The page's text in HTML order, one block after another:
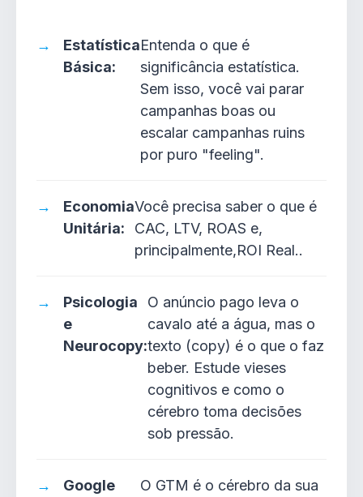
Estatística
Básica:
Entenda o que é
significância estatística.
Sem isso, você vai parar
campanhas boas ou
escalar campanhas ruins
por puro "feeling".
Economia
Unitária:
Você precisa saber o que é
CAC, LTV, ROAS e,
principalmente,ROI Real..
Psicologia
e
Neurocopy:
O anúncio pago leva o
cavalo até a água, mas o
texto (copy) é o que o faz
beber. Estude vieses
cognitivos e como o
cérebro toma decisões
sob pressão.
Google
O GTM é o cérebro da sua